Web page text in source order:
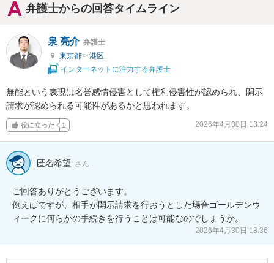
弁護士からの回答タイムライン
泉 亮介 弁護士
東京都 > 港区
インターネットに注力する弁護士
無能という表現は名誉感情侵害として権利侵害性が認められ、開示
請求が認められる可能性があるかと思われます。
役に立った 1 2026年4月30日 18:24
匿名希望 さん
ご回答ありがとうございます。
例えばですが、相手が開示請求を行おうとした場合ゴールデンウ
ィークに何らかの手続きを行うことは可能なのでしょうか。
2026年4月30日 18:36